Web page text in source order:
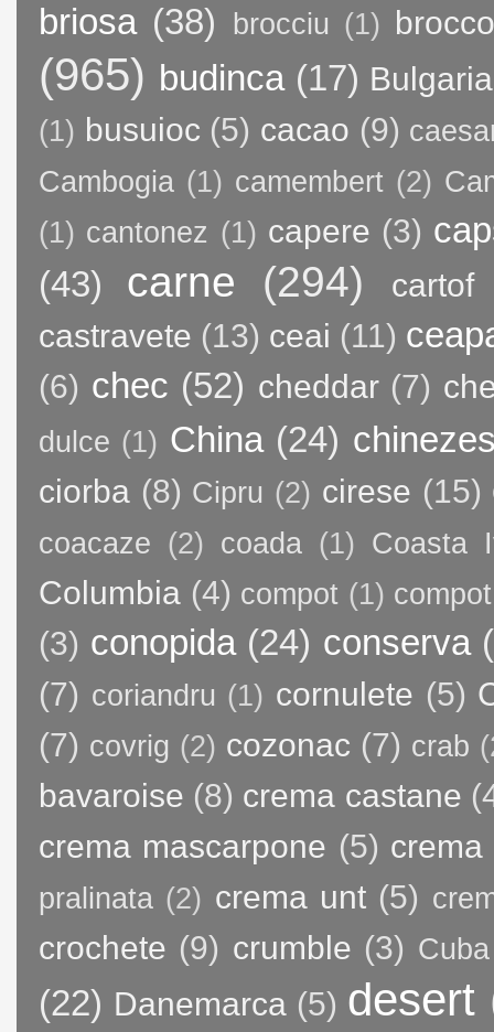
briosa (38) brocciu (1)
(965) budinca (17) Bulgaria
(1) busuioc (5) cacao (9)
Cambogia (1) camembert (2)
(1) cantonez (1) capere (3)
(43)
carne (294)
cartof
castravete (13) ceai (11)
(6) chec (52) cheddar (7)
dulce (1) China (24)
ciorba (8) Cipru (2) cirese (15)
coacaze (2) coada (1) Coasta
Columbia (4) compot (1)
(3) conopida (24) conserva
(7) coriandru (1) cornulete (5)
(7) covrig (2) cozonac (7) crab
bavaroise (8) crema castane
crema mascarpone (5) crema
pralinata (2) crema unt (5)
crochete (9) crumble (3) Cuba
(22) Danemarca (5) desert